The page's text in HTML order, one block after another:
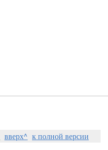
вверх^ к полной версии